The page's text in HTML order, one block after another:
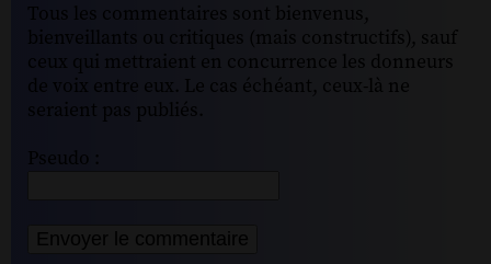
Tous les commentaires sont bienvenus,
bienveillants ou critiques (mais constructifs), sauf
ceux qui mettraient en concurrence les donneurs
de voix entre eux. Le cas échéant, ceux-là ne
seraient pas publiés.
Pseudo :